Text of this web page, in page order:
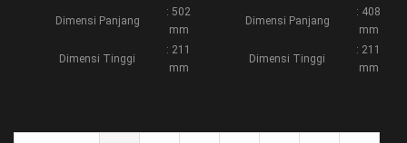
Dimensi Panjang
: 502
mm
Dimensi Tinggi
: 211
mm
Dimensi Panjang
: 408
mm
Dimensi Tinggi
: 211
mm